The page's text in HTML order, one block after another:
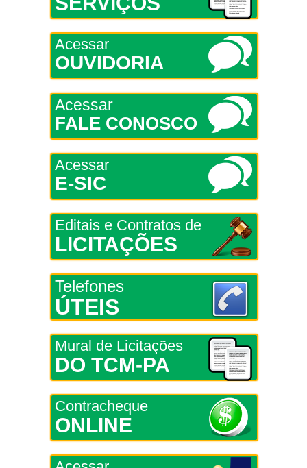
Acessar
OUVIDORIA
Acessar
FALE CONOSCO
Acessar
E-SIC
Editais e Contratos de
LICITAÇÕES
Telefones
ÚTEIS
Mural de Licitações
DO TCM-PA
Contracheque
ONLINE